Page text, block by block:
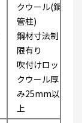
クウール(鋼
管柱)
鋼材寸法制
限有り
吹付けロッ
クウール厚
み25mm以
上